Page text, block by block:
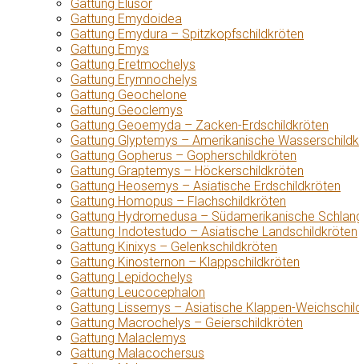
Gattung Elusor
Gattung Emydoidea
Gattung Emydura – Spitzkopfschildkröten
Gattung Emys
Gattung Eretmochelys
Gattung Erymnochelys
Gattung Geochelone
Gattung Geoclemys
Gattung Geoemyda – Zacken-Erdschildkröten
Gattung Glyptemys – Amerikanische
Gattung Gopherus – Gopherschildkröten
Gattung Graptemys – Höckerschildkröten
Gattung Heosemys – Asiatische Erdschildkröten
Gattung Homopus – Flachschildkröten
Gattung Hydromedusa – Südamerikanische
Gattung Indotestudo – Asiatische Landschildkröten
Gattung Kinixys – Gelenkschildkröten
Gattung Kinosternon – Klappschildkröten
Gattung Lepidochelys
Gattung Leucocephalon
Gattung Lissemys – Asiatische Klappen-
Gattung Macrochelys – Geierschildkröten
Gattung Malaclemys
Gattung Malacochersus